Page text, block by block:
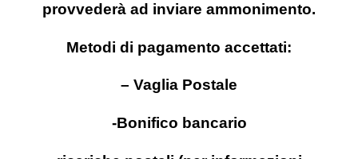
provvederà ad inviare ammonimento.
Metodi di pagamento accettati:
– Vaglia Postale
-Bonifico bancario